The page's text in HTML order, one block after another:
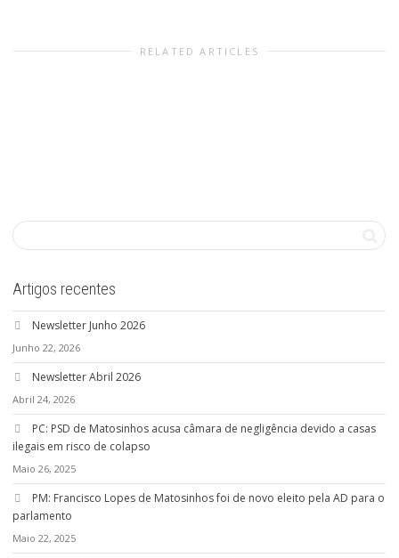
RELATED ARTICLES
Artigos recentes
Newsletter Junho 2026
Junho 22, 2026
Newsletter Abril 2026
Abril 24, 2026
PC: PSD de Matosinhos acusa câmara de negligência devido a casas
ilegais em risco de colapso
Maio 26, 2025
PM: Francisco Lopes de Matosinhos foi de novo eleito pela AD para o
parlamento
Maio 22, 2025